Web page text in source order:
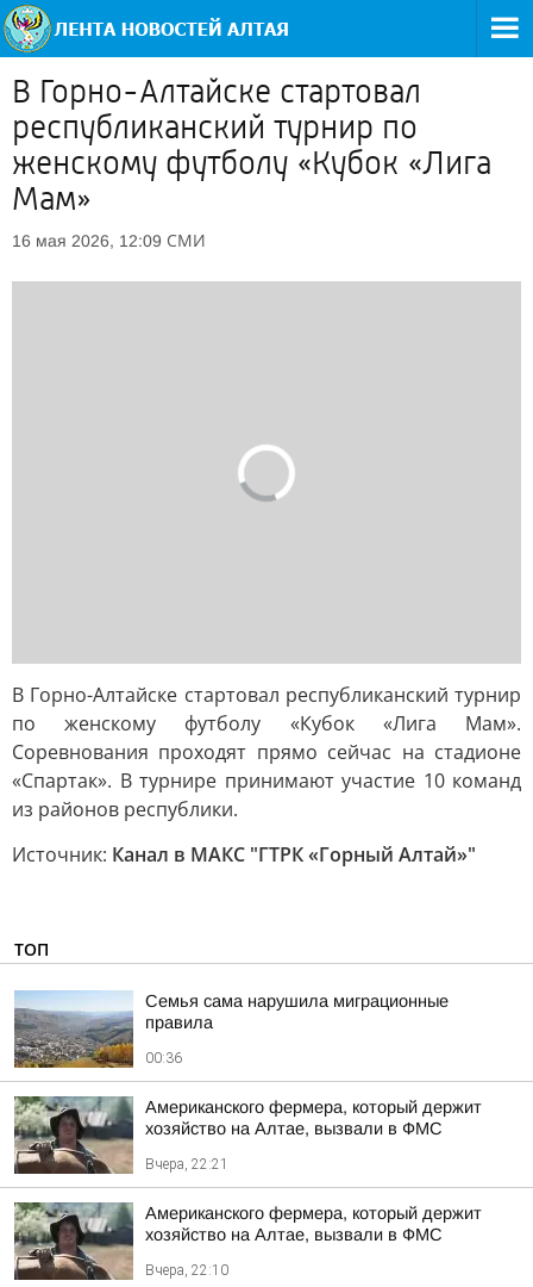
В Горно-Алтайске стартовал
республиканский турнир по
женскому футболу «Кубок «Лига
Мам»
16 мая 2026, 12:09 СМИ
В Горно-Алтайске стартовал республиканский турнир
по женскому футболу «Кубок «Лига Мам».
Соревнования проходят прямо сейчас на стадионе
«Спартак». В турнире принимают участие 10 команд
из районов республики.
Источник: Канал в МАКС "ГТРК «Горный Алтай»"
ТОП
Семья сама нарушила миграционные
правила
00:36
Американского фермера, который держит
хозяйство на Алтае, вызвали в ФМС
Вчера, 22:21
Американского фермера, который держит
хозяйство на Алтае, вызвали в ФМС
Вчера, 22:10